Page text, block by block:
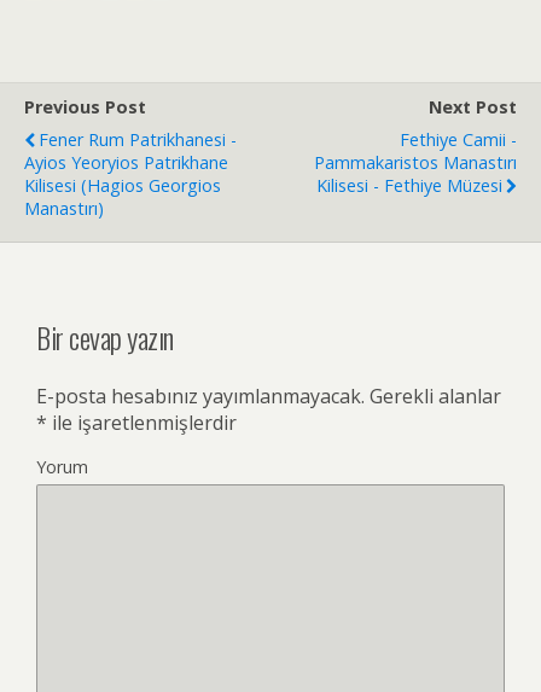
Previous Post
Fener Rum Patrikhanesi -
Ayios Yeoryios Patrikhane
Kilisesi (Hagios Georgios
Manastırı)
Next Post
Fethiye Camii -
Pammakaristos Manastırı
Kilisesi - Fethiye Müzesi
Bir cevap yazın
E-posta hesabınız yayımlanmayacak. Gerekli alanlar
* ile işaretlenmişlerdir
Yorum